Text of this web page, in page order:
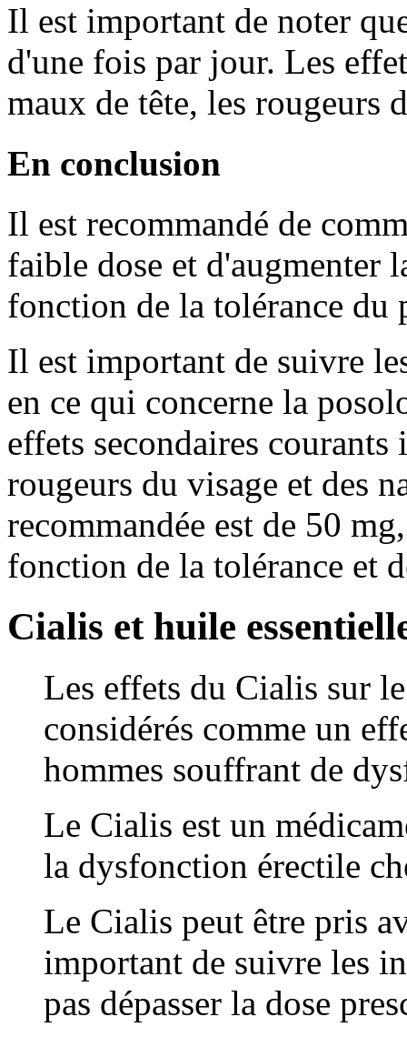
Il est important de noter
d'une fois par jour. Les
maux de tête, les rougeurs
En conclusion
Il est recommandé de
faible dose et d'augmenter
fonction de la tolérance du
Il est important de suivre
en ce qui concerne la
effets secondaires
rougeurs du visage et des
recommandée est de 50
fonction de la tolérance et
Cialis et huile
Les effets du Cialis sur
considérés comme un
hommes souffrant de
Le Cialis est un
la dysfonction érectile
Le Cialis peut être pris
important de suivre les
pas dépasser la dose